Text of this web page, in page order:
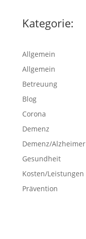
Kategorie:
Allgemein
Allgemein
Betreuung
Blog
Corona
Demenz
Demenz/Alzheimer
Gesundheit
Kosten/Leistungen
Prävention